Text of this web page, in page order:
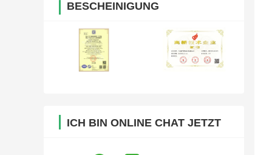
BESCHEINIGUNG
ICH BIN ONLINE CHAT JETZT